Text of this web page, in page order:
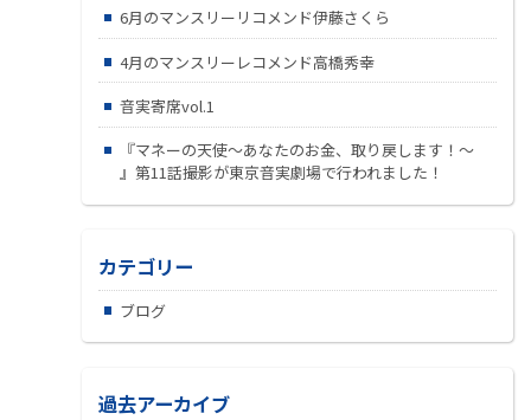
6月のマンスリーリコメンド伊藤さくら
4月のマンスリーレコメンド高橋秀幸
音実寄席vol.1
『マネーの天使～あなたのお金、取り戻します！～
』第11話撮影が東京音実劇場で行われました！
カテゴリー
ブログ
過去アーカイブ